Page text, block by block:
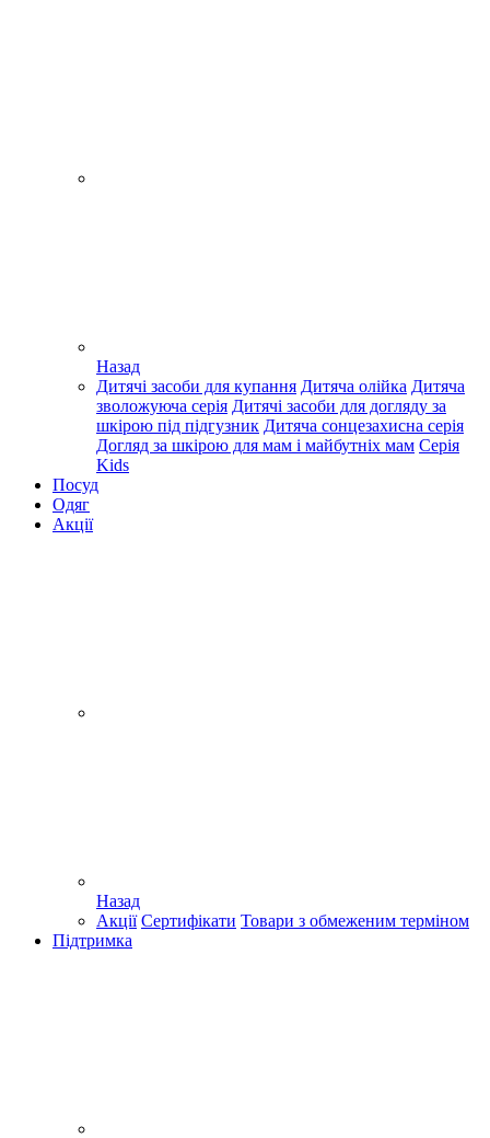
Назад
Дитячі засоби для купання Дитяча олійка Дитяча
зволожуюча серія Дитячі засоби для догляду за
шкірою під підгузник Дитяча сонцезахисна серія
Догляд за шкірою для мам і майбутніх мам Серія
Kids
Посуд
Одяг
Акції
Назад
Акції Сертифікати Товари з обмеженим терміном
Підтримка